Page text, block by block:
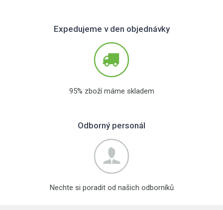
Expedujeme v den objednávky
95% zboží máme skladem
Odborný personál
Nechte si poradit od našich odborníků